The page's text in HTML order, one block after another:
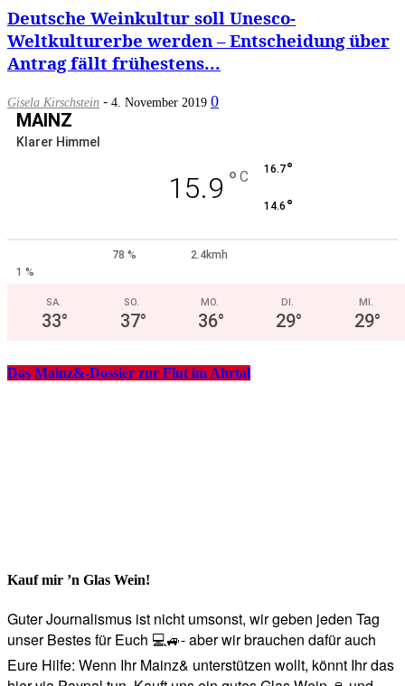
Deutsche Weinkultur soll Unesco-
Weltkulturerbe werden – Entscheidung über
Antrag fällt frühestens...
Gisela Kirschstein - 4. November 2019 0
MAINZ
Klarer Himmel
15.9 ° C 16.7°
14.6 °
78 %
2.4kmh
1 %
SA.
33°
SO.
37°
MO.
36°
DI.
29°
MI.
29°
Das Mainz&-Dossier zur Flut im Ahrtal
Kauf mir ’n Glas Wein!
Guter Journalismus ist nicht umsonst, wir geben jeden Tag
unser Bestes für Euch 💻🚙- aber wir brauchen dafür auch
Eure Hilfe: Wenn Ihr Mainz& unterstützen wollt, könnt Ihr das